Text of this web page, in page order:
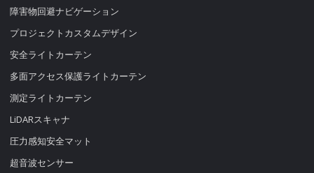
障害物回避ナビゲーション
プロジェクトカスタムデザイン
安全ライトカーテン
多面アクセス保護ライトカーテン
測定ライトカーテン
LiDARスキャナ
圧力感知安全マット
超音波センサー